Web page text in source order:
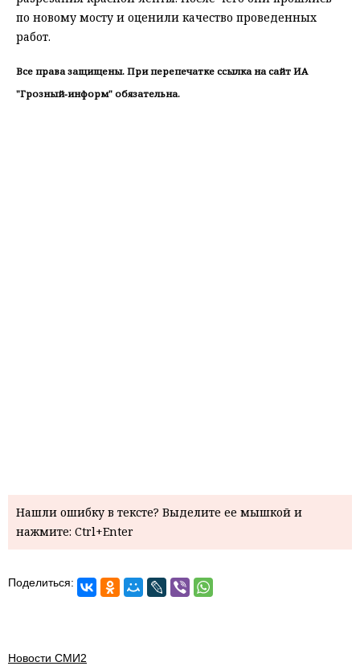
по новому мосту и оценили качество проведенных
работ.
Все права защищены. При перепечатке ссылка на сайт ИА
"Грозный-информ" обязательна.
Нашли ошибку в тексте? Выделите ее мышкой и
нажмите: Ctrl+Enter
Поделиться:
Новости СМИ2